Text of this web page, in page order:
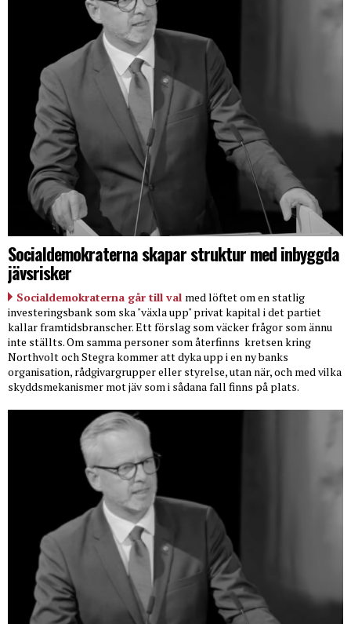
Socialdemokraterna skapar struktur med inbyggda
jävsrisker
Socialdemokraterna går till val med löftet om en statlig
investeringsbank som ska "växla upp" privat kapital i det partiet
kallar framtidsbranscher. Ett förslag som väcker frågor som ännu
inte ställts. Om samma personer som återfinns kretsen kring
Northvolt och Stegra kommer att dyka upp i en ny banks
organisation, rådgivargrupper eller styrelse, utan när, och med vilka
skyddsmekanismer mot jäv som i sådana fall finns på plats.